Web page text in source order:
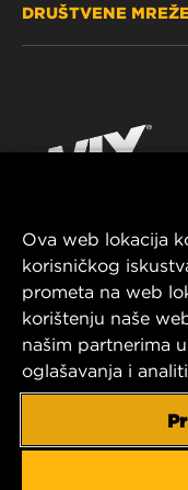
GDJE KUPITI
KONTAKTIRAJTE
IMPRESSUM
DRUŠTVENE
YouTube
MANN+HUMMEL
ul. Wrocławska
63-800 GOSTYŃ,
Tel. +48 65 572
E-mail:
MANN+HUMMEL
Ova web lokacija
korisničkog
prometa na web
korištenju naše
našim partnerima
oglašavanja i